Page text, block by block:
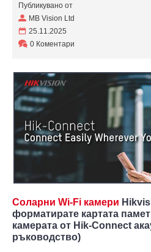
Публикувано от
MB Vision Ltd
25.11.2025
0 Коментари
Соларни Wi-Fi камери
форматирате картата
камерата от Hik-Connect
ръководство)